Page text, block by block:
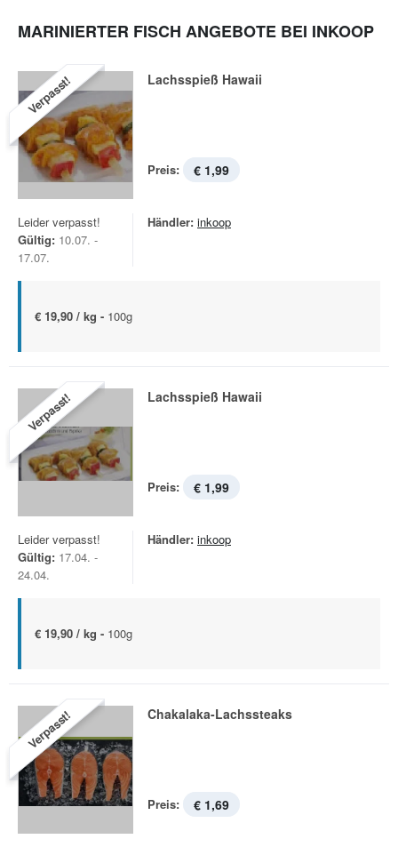
MARINIERTER FISCH ANGEBOTE BEI INKOOP
Verpasst! Lachsspieß Hawaii
Preis: € 1,99
Leider verpasst!
Gültig: 10.07. -
17.07.
Händler: inkoop
€ 19,90 / kg - 100g
Verpasst! Lachsspieß Hawaii
Preis: € 1,99
Leider verpasst!
Gültig: 17.04. -
24.04.
Händler: inkoop
€ 19,90 / kg - 100g
Verpasst! Chakalaka-Lachssteaks
Preis: € 1,69